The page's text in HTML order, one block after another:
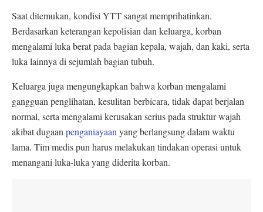
Saat ditemukan, kondisi YTT sangat memprihatinkan.
Berdasarkan keterangan kepolisian dan keluarga, korban
mengalami luka berat pada bagian kepala, wajah, dan kaki, serta
luka lainnya di sejumlah bagian tubuh.
Keluarga juga mengungkapkan bahwa korban mengalami
gangguan penglihatan, kesulitan berbicara, tidak dapat berjalan
normal, serta mengalami kerusakan serius pada struktur wajah
akibat dugaan penganiayaan yang berlangsung dalam waktu
lama. Tim medis pun harus melakukan tindakan operasi untuk
menangani luka-luka yang diderita korban.